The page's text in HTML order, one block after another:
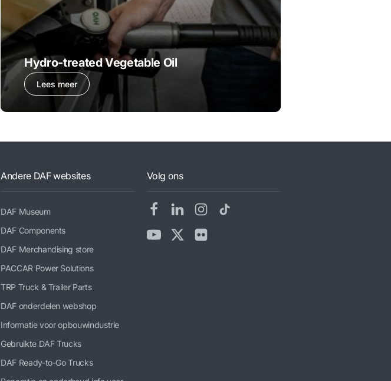
Hydro-treated Vegetable Oil
Lees meer
Andere DAF websites
DAF Museum
DAF Components
DAF Merchandising store
PACCAR Power Solutions
TRP Truck & Trailer Parts
DAF onderdelen webshop
Informatie voor opbouwindustrie
Gebruikte DAF Trucks
DAF Ready-to-Go Trucks
Volg ons